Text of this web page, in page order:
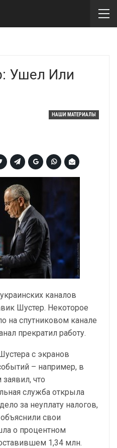
Ушел Или
НАШИ МАТЕРИАЛЫ
каналов
Шустер. Некоторое
на спутниковом канале
прекратил работу.
с экранов
– например, в
что
служба открыла
за неуплату налогов,
свои
о процентном
1,34 млн.